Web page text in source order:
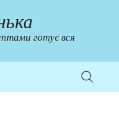
готує вся